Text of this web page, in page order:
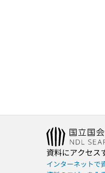
資料にアクセス
インターネットで